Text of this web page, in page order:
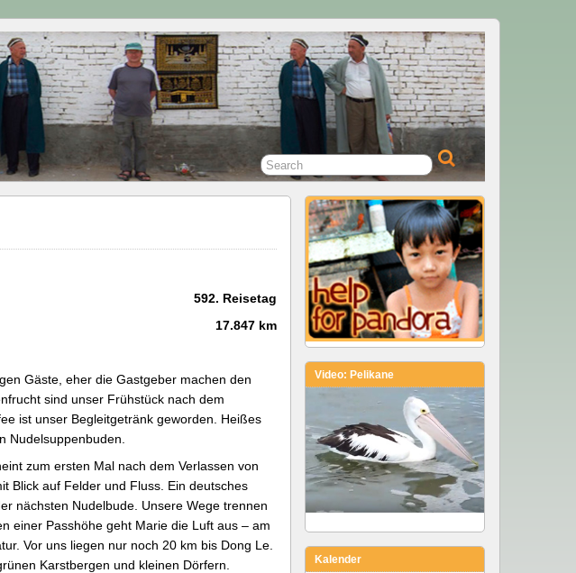
592. Reisetag
17.847 km
Gäste, eher die Gastgeber machen den
sind unser Frühstück nach dem
ist unser Begleitgetränk geworden. Heißes
Nudelsuppenbuden.
zum ersten Mal nach dem Verlassen von
Blick auf Felder und Fluss. Ein deutsches
nächsten Nudelbude. Unsere Wege trennen
einer Passhöhe geht Marie die Luft aus – am
Vor uns liegen nur noch 20 km bis Dong Le.
Karstbergen und kleinen Dörfern.
Video: Pelikane
Kalender